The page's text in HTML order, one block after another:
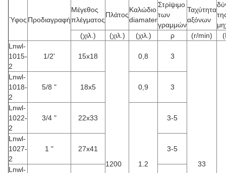
Ύφος Προδιαγραφή
Μέγεθος
πλέγματος
Πλάτος
Καλώδιο
diamater
Στρίψιμο
των
γραμμών
Ταχύτητα
αξόνων
(χιλ.)
(χιλ.) (χιλ.) ρ (r/min)
Lnwl-
1015-
2
1/2' 15x18
1200
0,8 3
33
Lnwl-
1018-
2
5/8 " 18x5 0,9 3
Lnwl-
1022-
2
3/4 " 22x33
1.2
3-5
Lnwl-
1027-
2
1 " 27x41 3-5
Lnwl-